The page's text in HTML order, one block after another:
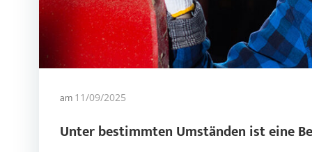
am 11/09/2025
Unter bestimmten Umständen ist eine